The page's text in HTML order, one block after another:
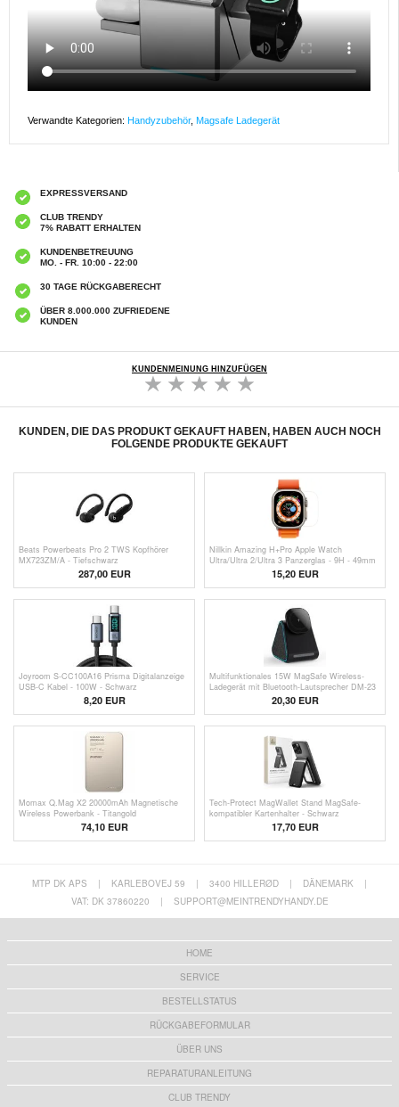
Verwandte Kategorien: Handyzubehör, Magsafe Ladegerät
EXPRESSVERSAND
CLUB TRENDY
7% RABATT ERHALTEN
KUNDENBETREUUNG
MO. - FR. 10:00 - 22:00
30 TAGE RÜCKGABERECHT
ÜBER 8.000.000 ZUFRIEDENE
KUNDEN
KUNDENMEINUNG HINZUFÜGEN
KUNDEN, DIE DAS PRODUKT GEKAUFT HABEN, HABEN AUCH NOCH
FOLGENDE PRODUKTE GEKAUFT
Beats Powerbeats Pro 2 TWS Kopfhörer
MX723ZM/A - Tiefschwarz
287,00EUR
Nillkin Amazing H+Pro Apple Watch
Ultra/Ultra 2/Ultra 3 Panzerglas - 9H - 49mm
15,20 EUR
Joyroom S-CC100A16 Prisma Digitalanzeige
USB-C Kabel - 100W - Schwarz
8,20EUR
Multifunktionales 15W MagSafe Wireless-
Ladegerät mit Bluetooth-Lautsprecher DM-23
20,30EUR
Momax Q.Mag X2 20000mAh Magnetische
Wireless Powerbank - Titangold
74,10 EUR
Tech-Protect MagWallet Stand MagSafe-
kompatibler Kartenhalter - Schwarz
17,70 EUR
MTP DK APS | KARLEBOVEJ 59 | 3400 HILLERØD | DÄNEMARK
|
VAT: DK 37860220
| SUPPORT@MEINTRENDYHANDY.DE
HOME
SERVICE
BESTELLSTATUS
RÜCKGABEFORMULAR
ÜBER UNS
REPARATURANLEITUNG
CLUB TRENDY